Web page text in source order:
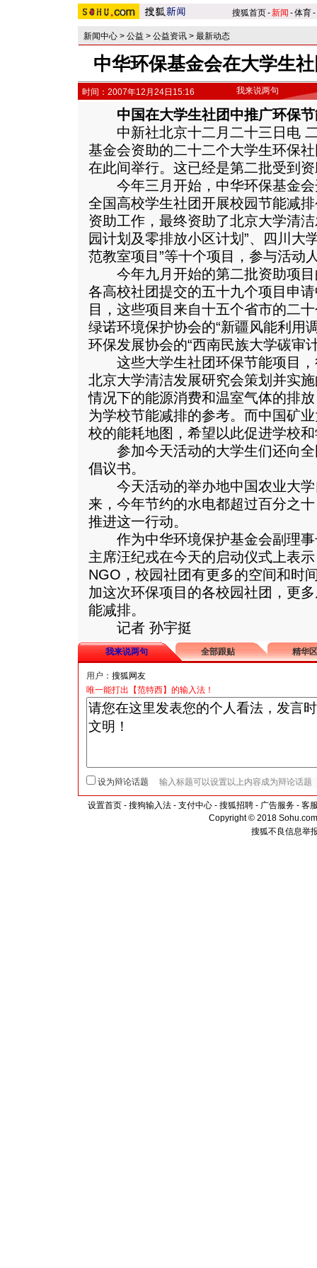
搜狐首页-新闻 -体育-
新闻中心 > 公益 > 公益资讯 > 最新动态
中华环保基金会在大学生
时间：2007年12月24日15:16 我来说两句
中国在大学生社团中推广环保
中新社北京十二月二十三日电 二
基金会资助的二十二个大学生环保
在此间举行。这已经是第二批受到
今年三月开始，中华环保基金会
全国高校学生社团开展校园节能减
资助工作，最终资助了北京大学清
园计划及零排放小区计划”、四川大
范教室项目”等十个项目，参与活动
今年九月开始的第二批资助项目
各高校社团提交的五十九个项目申
目，这些项目来自十五个省市的二
绿诺环境保护协会的“新疆风能利用
环保发展协会的“西南民族大学碳审
这些大学生社团环保节能项目，
北京大学清洁发展研究会策划并实
情况下的能源消费和温室气体的排
为学校节能减排的参考。而中国矿
校的能耗地图，希望以此促进学校
参加今天活动的大学生们还向全
倡议书。
今天活动的举办地中国农业大学
来，今年节约的水电都超过百分之
推进这一行动。
作为中华环境保护基金会副理事
主席汪纪戎在今天的启动仪式上表
NGO，校园社团有更多的空间和时
加这次环保项目的各校园社团，更
能减排。
记者 孙宇挺
我来说两句 全部跟贴 精华区
用户：
唯一能打出【范特西】的输入法！
设为辩论话题
设置首页 - 搜狗输入法 - 支付中心 - 搜狐招聘 - 广告服务 - 客
Copyright © 2018
搜狐不良信息举